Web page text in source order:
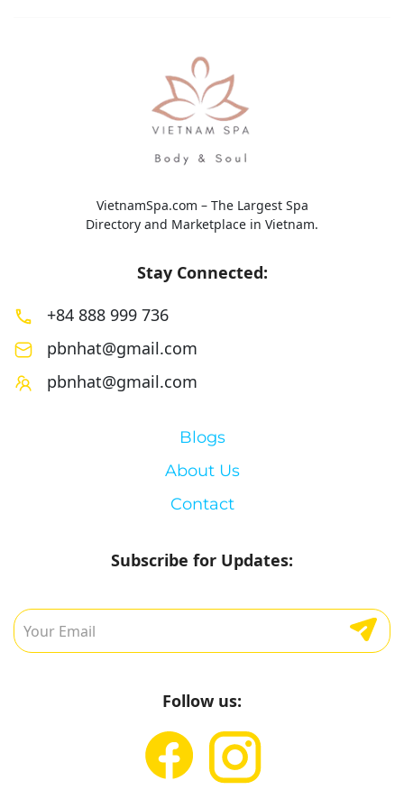
VietnamSpa.com – The Largest Spa
Directory and Marketplace in Vietnam.
Stay Connected:
+84 888 999 736
pbnhat@gmail.com
pbnhat@gmail.com
Blogs
About Us
Contact
Subscribe for Updates:
Follow us: